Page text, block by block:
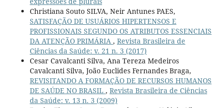
Christiana Souto SILVA, Neir Antunes PAES,
SATISFAÇÃO DE USUÁRIOS HIPERTENSOS E
PROFISSIONAIS SEGUNDO OS ATRIBUTOS ESSENCIAIS
DA ATENÇÃO PRIMÁRIA , Revista Brasileira de
Ciências da Saúde: v. 21 n. 3 (2017)
Cesar Cavalcanti Silva, Ana Tereza Medeiros
Cavalcanti Silva, João Euclides Fernandes Braga,
REVISITANDO A FORMAÇÃO DE RECURSOS HUMANOS
DE SAÚDE NO BRASIL , Revista Brasileira de Ciências
da Saúde: v. 13 n. 3 (2009)